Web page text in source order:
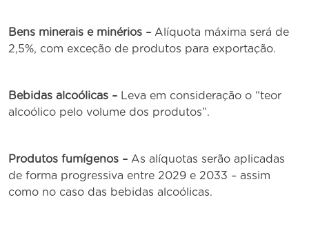
Bens minerais e minérios – Alíquota máxima será de
2,5%, com exceção de produtos para exportação.
Bebidas alcoólicas – Leva em consideração o “teor
alcoólico pelo volume dos produtos”.
Produtos fumígenos – As alíquotas serão aplicadas
de forma progressiva entre 2029 e 2033 – assim
como no caso das bebidas alcoólicas.